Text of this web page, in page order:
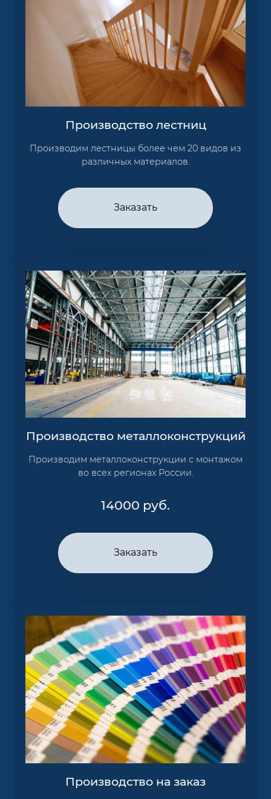
Производство лестниц
Производим лестницы более чем 20 видов из
различных материалов.
Заказать
Производство металлоконструкций
Производим металлоконструкции с монтажом
во всех регионах России.
14000 руб.
Заказать
Производство на заказ